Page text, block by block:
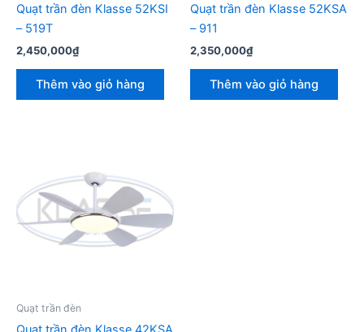
Quạt trần đèn Klasse 52KSI
– 519T
2,450,000₫
Thêm vào giỏ hàng
Quạt trần đèn Klasse 52KSA
– 911
2,350,000₫
Thêm vào giỏ hàng
Quạt trần đèn